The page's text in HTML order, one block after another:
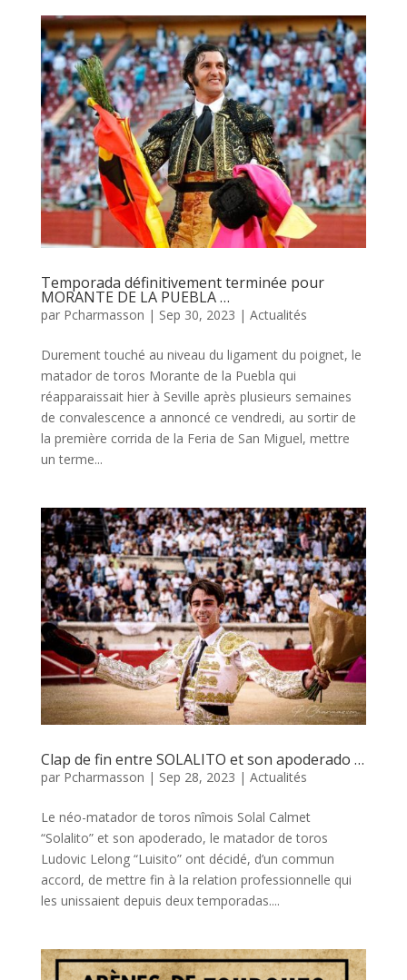
Temporada définitivement terminée pour
MORANTE DE LA PUEBLA …
par Pcharmasson | Sep 30, 2023 | Actualités
Durement touché au niveau du ligament du poignet, le
matador de toros Morante de la Puebla qui
réapparaissait hier à Seville après plusieurs semaines
de convalescence a annoncé ce vendredi, au sortir de
la première corrida de la Feria de San Miguel, mettre
un terme...
Clap de fin entre SOLALITO et son apoderado …
par Pcharmasson | Sep 28, 2023 | Actualités
Le néo-matador de toros nîmois Solal Calmet
“Solalito” et son apoderado, le matador de toros
Ludovic Lelong “Luisito” ont décidé, d’un commun
accord, de mettre fin à la relation professionnelle qui
les unissaient depuis deux temporadas....